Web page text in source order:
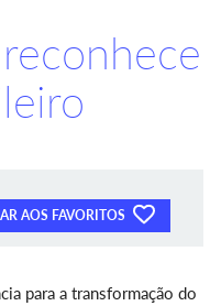
AOS FAVORITOS
para a transformação do